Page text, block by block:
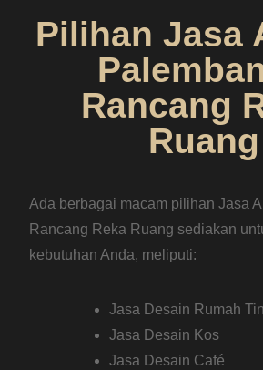
Pilihan Jasa
Rancang
Ruang
Ada berbagai macam pilihan Jasa
Rancang Reka Ruang sediakan
kebutuhan Anda, meliputi:
Jasa Desain Rumah
Jasa Desain Kos
Jasa Desain Café